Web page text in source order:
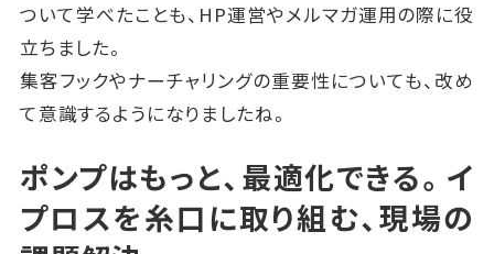
ついて学べたことも、HP運営やメルマガ運用の際に役
立ちました。
集客フックやナーチャリングの重要性についても、改め
て意識するようになりましたね。
ポンプはもっと、最適化できる。イ
プロスを糸口に取り組む、現場の